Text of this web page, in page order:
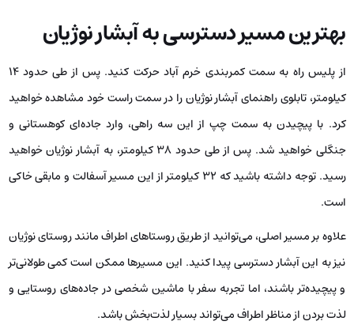
بهترین مسیر دسترسی به آبشار نوژیان
از پلیس راه به سمت کمربندی خرم آباد حرکت کنید. پس از طی حدود 14
کیلومتر، تابلوی راهنمای آبشار نوژیان را در سمت راست خود مشاهده خواهید
کرد. با پیچیدن به سمت چپ از این سه راهی، وارد جاده‌ای کوهستانی و
جنگلی خواهید شد. پس از طی حدود 38 کیلومتر، به آبشار نوژیان خواهید
رسید. توجه داشته باشید که 32 کیلومتر از این مسیر آسفالت و مابقی خاکی
است.
علاوه بر مسیر اصلی، می‌توانید از طریق روستاهای اطراف مانند روستای نوژیان
نیز به این آبشار دسترسی پیدا کنید. این مسیرها ممکن است کمی طولانی‌تر
و پیچیده‌تر باشند، اما تجربه سفر با ماشین شخصی در جاده‌های روستایی و
لذت بردن از مناظر اطراف می‌تواند بسیار لذت‌بخش باشد.